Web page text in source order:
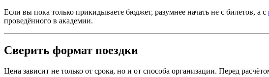
Если вы пока только прикидываете бюджет, разумнее начать не с билетов, а с
проведённого в академии.
Сверить формат поездки
Цена зависит не только от срока, но и от способа организации. Перед